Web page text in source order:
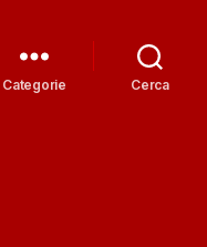
Categorie Cerca